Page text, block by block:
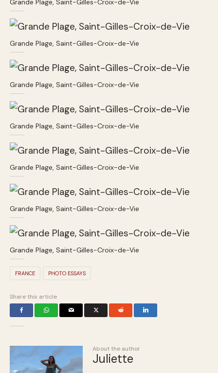
Grande Plage, Saint-Gilles-Croix-de-Vie
Grande Plage, Saint-Gilles-Croix-de-Vie
Grande Plage, Saint-Gilles-Croix-de-Vie
Grande Plage, Saint-Gilles-Croix-de-Vie
Grande Plage, Saint-Gilles-Croix-de-Vie
Grande Plage, Saint-Gilles-Croix-de-Vie
Grande Plage, Saint-Gilles-Croix-de-Vie
FRANCE PHOTO ESSAYS
Share this article
About the author
Juliette